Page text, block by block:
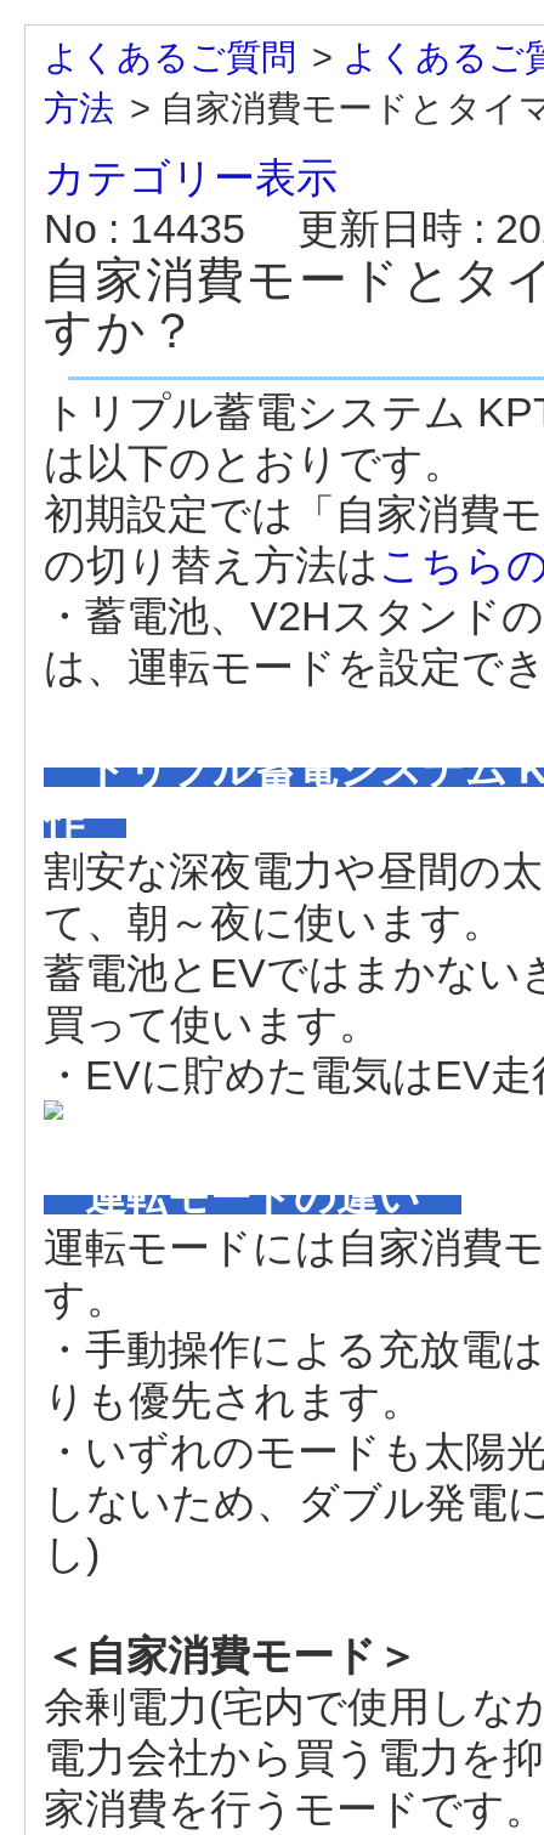
よくあるご質問 > よくあるご
方法 > 自家消費モードとタイ
カテゴリー表示
No : 14435
更新日時 :
自家消費モードとタ
すか？
トリプル蓄電システム
は以下のとおりです。
初期設定では「自家消費
の切り替え方法は こちら
・蓄電池、V2Hスタンド
は、運転モードを設定で
トリプル蓄電システム
作
割安な深夜電力や昼間の
て、朝～夜に使います。
蓄電池とEVではまかない
買って使います。
・EVに貯めた電気はEV
運転モードの違い
運転モードには自家消費
す。
・手動操作による充放電
りも優先されます。
・いずれのモードも太陽
しないため、ダブル発電
し)
＜自家消費モード＞
余剰電力(宅内で使用しな
電力会社から買う電力を
家消費を行うモードです